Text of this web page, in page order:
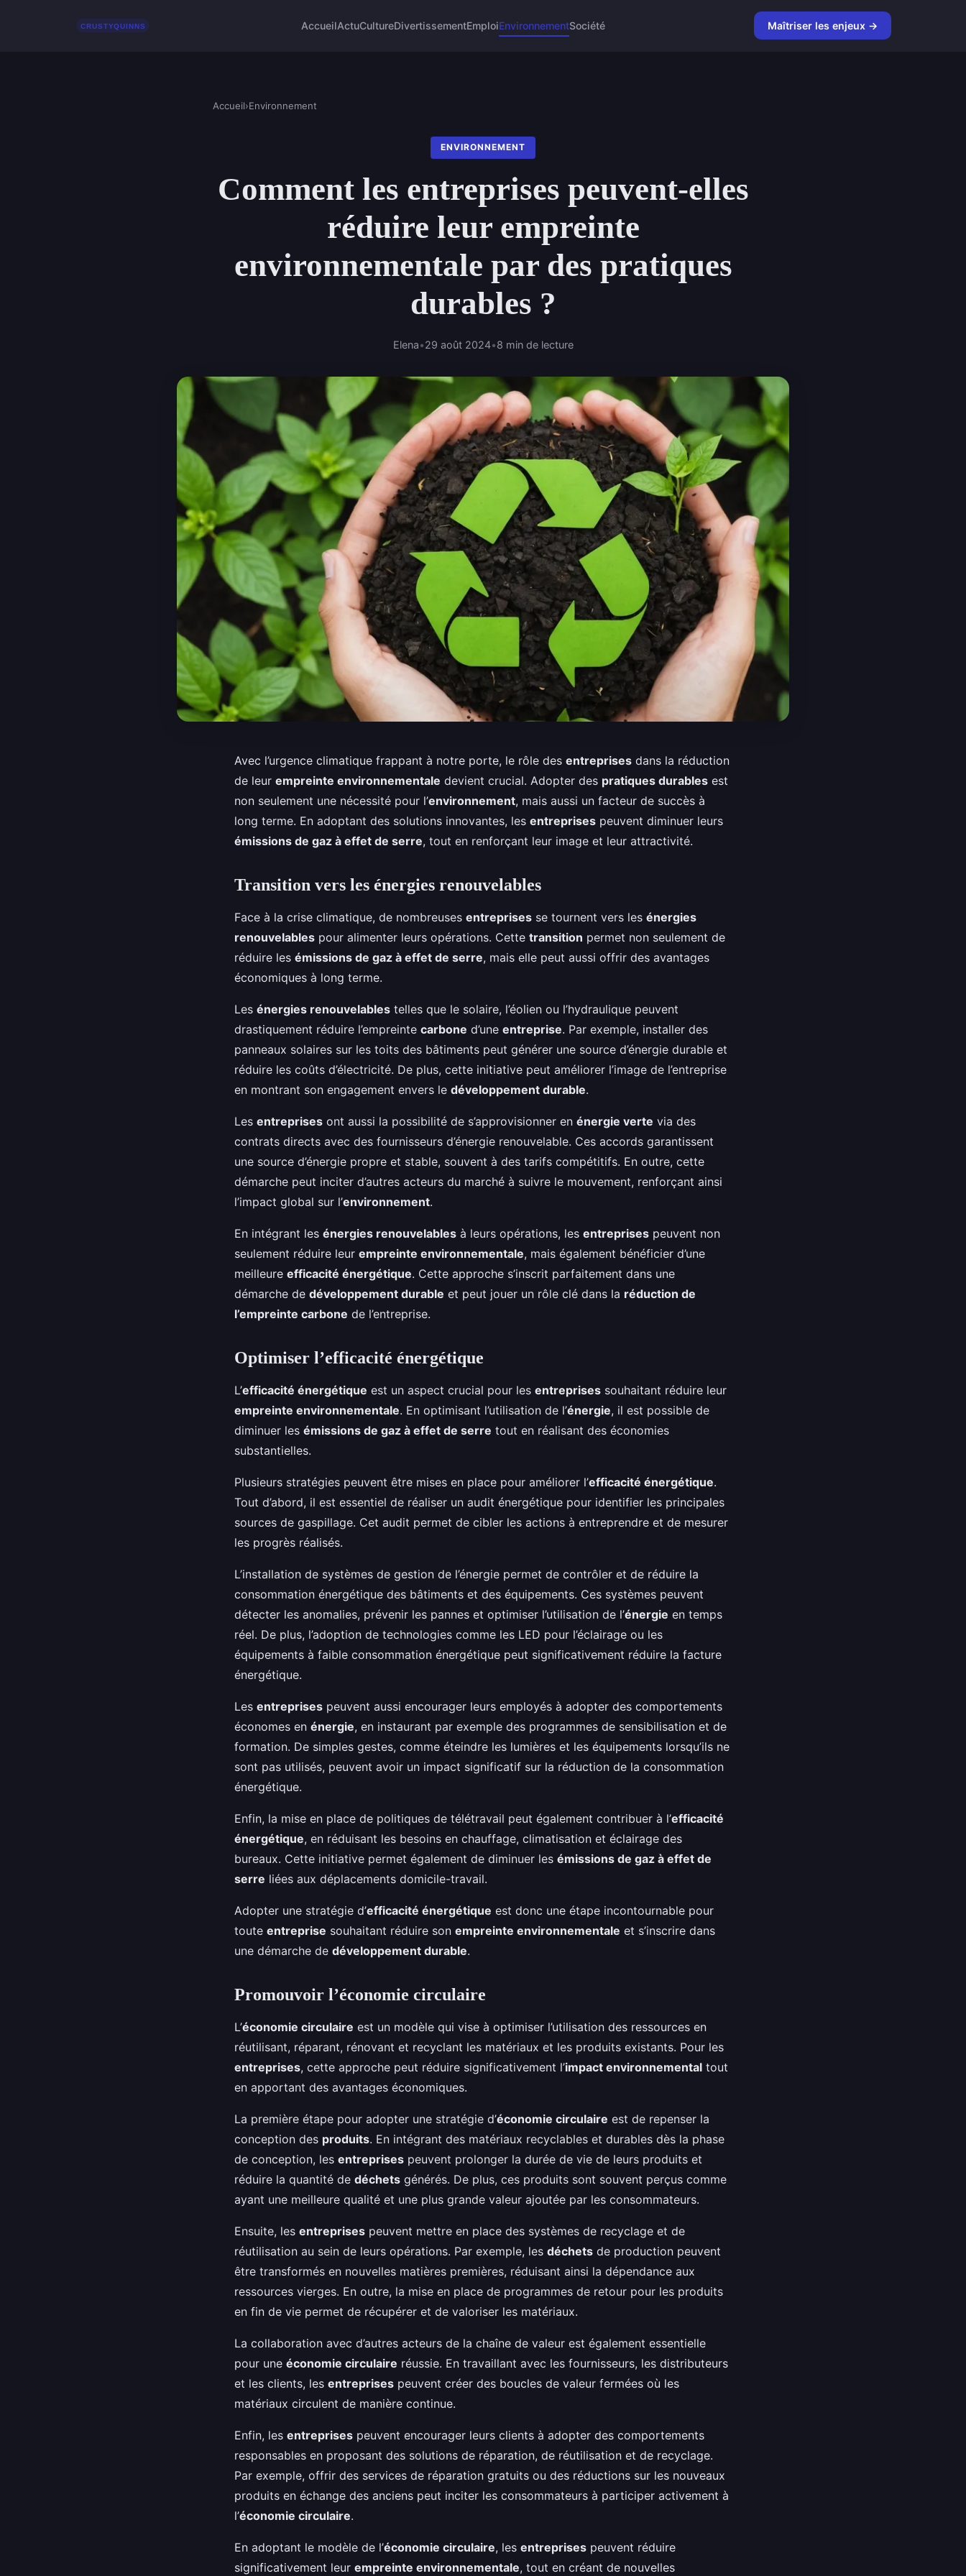
AccueilActuCultureDivertissementEmploiEnvironnementSociété Maîtriser les enjeux →
Accueil›Environnement
ENVIRONNEMENT
Comment les entreprises peuvent-elles
réduire leur empreinte
environnementale par des pratiques
durables ?
Elena•29 août 2024•8 min de lecture
Avec l’urgence climatique frappant à notre porte, le rôle des entreprises dans la réduction
de leur empreinte environnementale devient crucial. Adopter des pratiques durables est
non seulement une nécessité pour l’environnement, mais aussi un facteur de succès à
long terme. En adoptant des solutions innovantes, les entreprises peuvent diminuer leurs
émissions de gaz à effet de serre, tout en renforçant leur image et leur attractivité.
Transition vers les énergies renouvelables
Face à la crise climatique, de nombreuses entreprises se tournent vers les énergies
renouvelables pour alimenter leurs opérations. Cette transition permet non seulement de
réduire les émissions de gaz à effet de serre, mais elle peut aussi offrir des avantages
économiques à long terme.
Les énergies renouvelables telles que le solaire, l’éolien ou l’hydraulique peuvent
drastiquement réduire l’empreinte carbone d’une entreprise. Par exemple, installer des
panneaux solaires sur les toits des bâtiments peut générer une source d’énergie durable et
réduire les coûts d’électricité. De plus, cette initiative peut améliorer l’image de l’entreprise
en montrant son engagement envers le développement durable.
Les entreprises ont aussi la possibilité de s’approvisionner en énergie verte via des
contrats directs avec des fournisseurs d’énergie renouvelable. Ces accords garantissent
une source d’énergie propre et stable, souvent à des tarifs compétitifs. En outre, cette
démarche peut inciter d’autres acteurs du marché à suivre le mouvement, renforçant ainsi
l’impact global sur l’environnement.
En intégrant les énergies renouvelables à leurs opérations, les entreprises peuvent non
seulement réduire leur empreinte environnementale, mais également bénéficier d’une
meilleure efficacité énergétique. Cette approche s’inscrit parfaitement dans une
démarche de développement durable et peut jouer un rôle clé dans la réduction de
l’empreinte carbone de l’entreprise.
Optimiser l’efficacité énergétique
L’efficacité énergétique est un aspect crucial pour les entreprises souhaitant réduire leur
empreinte environnementale. En optimisant l’utilisation de l’énergie, il est possible de
diminuer les émissions de gaz à effet de serre tout en réalisant des économies
substantielles.
Plusieurs stratégies peuvent être mises en place pour améliorer l’efficacité énergétique.
Tout d’abord, il est essentiel de réaliser un audit énergétique pour identifier les principales
sources de gaspillage. Cet audit permet de cibler les actions à entreprendre et de mesurer
les progrès réalisés.
L’installation de systèmes de gestion de l’énergie permet de contrôler et de réduire la
consommation énergétique des bâtiments et des équipements. Ces systèmes peuvent
détecter les anomalies, prévenir les pannes et optimiser l’utilisation de l’énergie en temps
réel. De plus, l’adoption de technologies comme les LED pour l’éclairage ou les
équipements à faible consommation énergétique peut significativement réduire la facture
énergétique.
Les entreprises peuvent aussi encourager leurs employés à adopter des comportements
économes en énergie, en instaurant par exemple des programmes de sensibilisation et de
formation. De simples gestes, comme éteindre les lumières et les équipements lorsqu’ils ne
sont pas utilisés, peuvent avoir un impact significatif sur la réduction de la consommation
énergétique.
Enfin, la mise en place de politiques de télétravail peut également contribuer à l’efficacité
énergétique, en réduisant les besoins en chauffage, climatisation et éclairage des
bureaux. Cette initiative permet également de diminuer les émissions de gaz à effet de
serre liées aux déplacements domicile-travail.
Adopter une stratégie d’efficacité énergétique est donc une étape incontournable pour
toute entreprise souhaitant réduire son empreinte environnementale et s’inscrire dans
une démarche de développement durable.
Promouvoir l’économie circulaire
L’économie circulaire est un modèle qui vise à optimiser l’utilisation des ressources en
réutilisant, réparant, rénovant et recyclant les matériaux et les produits existants. Pour les
entreprises, cette approche peut réduire significativement l’impact environnemental tout
en apportant des avantages économiques.
La première étape pour adopter une stratégie d’économie circulaire est de repenser la
conception des produits. En intégrant des matériaux recyclables et durables dès la phase
de conception, les entreprises peuvent prolonger la durée de vie de leurs produits et
réduire la quantité de déchets générés. De plus, ces produits sont souvent perçus comme
ayant une meilleure qualité et une plus grande valeur ajoutée par les consommateurs.
Ensuite, les entreprises peuvent mettre en place des systèmes de recyclage et de
réutilisation au sein de leurs opérations. Par exemple, les déchets de production peuvent
être transformés en nouvelles matières premières, réduisant ainsi la dépendance aux
ressources vierges. En outre, la mise en place de programmes de retour pour les produits
en fin de vie permet de récupérer et de valoriser les matériaux.
La collaboration avec d’autres acteurs de la chaîne de valeur est également essentielle
pour une économie circulaire réussie. En travaillant avec les fournisseurs, les distributeurs
et les clients, les entreprises peuvent créer des boucles de valeur fermées où les
matériaux circulent de manière continue.
Enfin, les entreprises peuvent encourager leurs clients à adopter des comportements
responsables en proposant des solutions de réparation, de réutilisation et de recyclage.
Par exemple, offrir des services de réparation gratuits ou des réductions sur les nouveaux
produits en échange des anciens peut inciter les consommateurs à participer activement à
l’économie circulaire.
En adoptant le modèle de l’économie circulaire, les entreprises peuvent réduire
significativement leur empreinte environnementale, tout en créant de nouvelles